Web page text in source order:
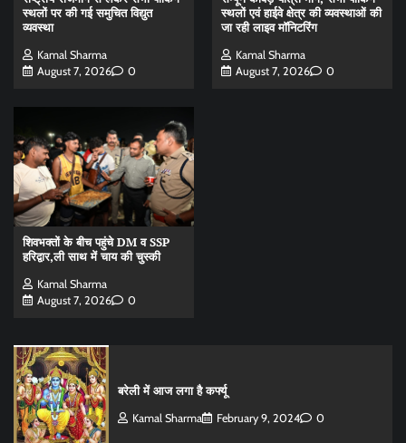
स्थलों पर की गई समुचित विद्युत
व्यवस्था
Kamal Sharma
August 7, 2026
0
स्थलों एवं हाईवे क्षेत्र की व्यवस्थाओं की
जा रही लाइव मॉनिटरिंग
Kamal Sharma
August 7, 2026
0
शिवभक्तों के बीच पहुंचे DM व SSP
हरिद्वार,ली साथ में चाय की चुस्की
Kamal Sharma
August 7, 2026
0
बरेली में आज लगा है कर्फ्यू
Kamal Sharma February 9, 2024 0